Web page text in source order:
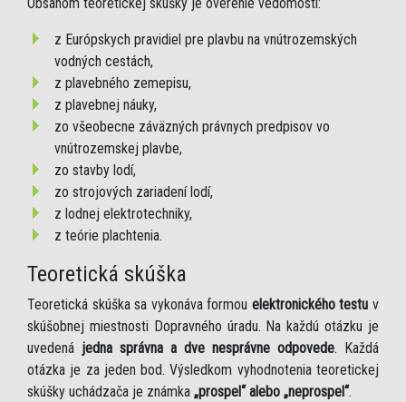
z Európskych pravidiel pre plavbu na vnútrozemských
vodných cestách,
z plavebného zemepisu,
z plavebnej náuky,
zo všeobecne záväzných právnych predpisov vo
vnútrozemskej plavbe,
zo stavby lodí,
zo strojových zariadení lodí,
z lodnej elektrotechniky,
z teórie plachtenia.
Teoretická skúška
Teoretická skúška sa vykonáva formou elektronického testu v
skúšobnej miestnosti Dopravného úradu. Na každú otázku je
uvedená jedna správna a dve nesprávne odpovede. Každá
otázka je za jeden bod. Výsledkom vyhodnotenia teoretickej
skúšky uchádzača je známka „prospel“ alebo „neprospel“.